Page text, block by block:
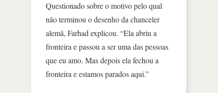
Questionado sobre o motivo pelo qual
não terminou o desenho da chanceler
alemã, Farhad explicou. “Ela abriu a
fronteira e passou a ser uma das pessoas
que eu amo. Mas depois ela fechou a
fronteira e estamos parados aqui.”